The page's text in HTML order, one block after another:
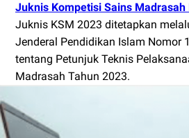
Juknis Kompetisi Sains Madrasah
Juknis KSM 2023 ditetapkan
Jenderal Pendidikan Islam Nomor
tentang Petunjuk Teknis
Madrasah Tahun 2023.